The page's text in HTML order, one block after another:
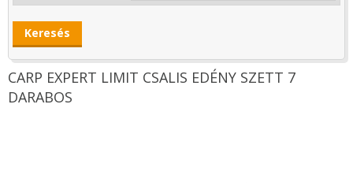
CARP EXPERT LIMIT CSALIS EDÉNY SZETT 7
DARABOS